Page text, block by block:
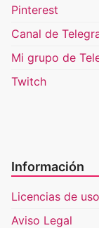
Pinterest
Canal de
Mi grupo de
Twitch
Información
Licencias de
Aviso Legal